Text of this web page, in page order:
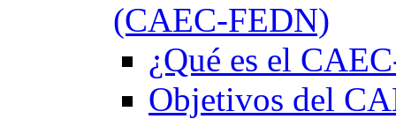
(CAEC-FEDN)
¿Qué es el
Objetivos del